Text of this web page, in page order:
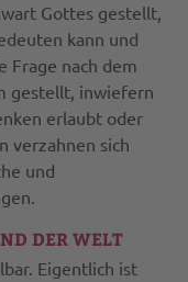
Gottes gestellt,
kann und
Frage nach dem
gestellt, inwiefern
erlaubt oder
verzahnen sich
und
DER WELT
Eigentlich ist